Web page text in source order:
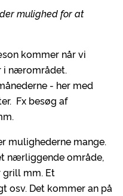
mulighed for at
kommer når vi
i nærområdet.
- her med
Fx besøg af
mulighederne mange.
nærliggende område,
mm. Et
osv. Det kommer an på